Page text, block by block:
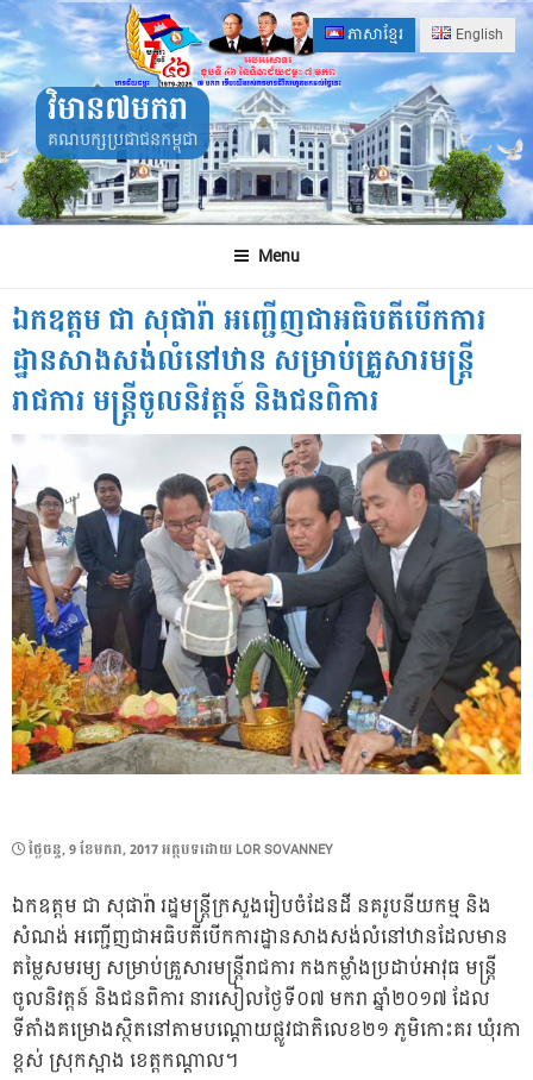
Skip
to
content
ភាសាខ្មែរ English
វិមាន៧មករា
គណបក្សប្រជាជនកម្ពុជា
Menu
ឯកឧត្តម ជា សុផារ៉ា អញ្ជើញជាអធិបតីបើកការ
ដ្ឋានសាងសង់លំនៅឋាន សម្រាប់គ្រួសារមន្ត្រី
រាជការ មន្ត្រីចូលនិវត្តន៍ និងជនពិការ
POSTED
ថ្ងៃ​ចន្ទ, 9 ខែ​មករា, 2017អត្ថបទដោយ LOR SOVANNEY
ឯកឧត្តម​ ជា​ សុផារ៉ា​ រដ្ឋមន្រ្តីក្រសួងរៀបចំដែនដី នគរូបនីយកម្ម​ និង
សំណង់ អញ្ជើញ​ជាអធិបតី​បើកការដ្ឋានសាងសង់លំនៅឋានដែលមាន
តម្លៃសមរម្យ សម្រាប់គ្រួសារមន្ត្រីរាជការ កងកម្លាំងប្រដាប់អាវុធ មន្ត្រី
ចូលនិវត្តន៍ និងជនពិការ នារសៀលថ្ងៃទី០៧ មករា​ ឆ្នាំ២០១៧ ដែល
ទីតាំងគម្រោង​ស្ថិតនៅតាមបណ្តោយផ្លូ​វជាតិលេខ២១ ភូមិកោះគរ ឃុំរកា
ខ្ពស់ ស្រុកស្អាង ខេត្តកណ្តាល។